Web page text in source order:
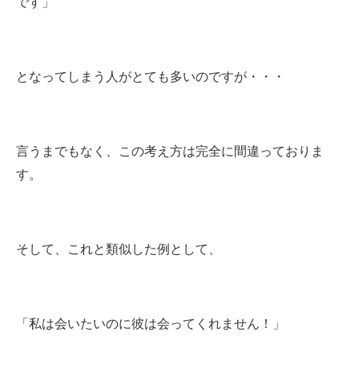
となってしまう人がとても多いのですが・・・
言うまでもなく、この考え方は完全に間違っておりま
す。
そして、これと類似した例として、
「私は会いたいのに彼は会ってくれません！」